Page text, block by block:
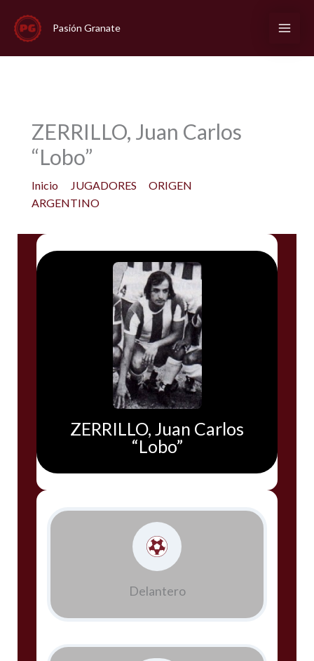
contenido
Pasión Granate
ZERRILLO, Juan Carlos
“Lobo”
Inicio JUGADORES
ORIGEN
ARGENTINO
ZERRILLO, Juan Carlos
“Lobo”
Delantero